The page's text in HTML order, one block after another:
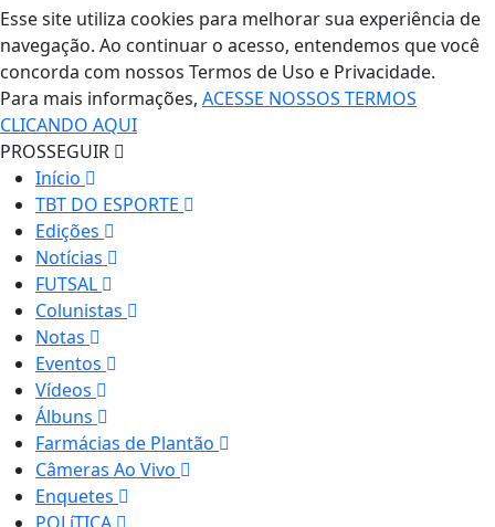
Esse site utiliza cookies para melhorar sua experiência de
navegação. Ao continuar o acesso, entendemos que você
concorda com nossos Termos de Uso e Privacidade.
Para mais informações, ACESSE NOSSOS TERMOS
CLICANDO AQUI
PROSSEGUIR
Início
TBT DO ESPORTE
Edições
Notícias
FUTSAL
Colunistas
Notas
Eventos
Vídeos
Álbuns
Farmácias de Plantão
Câmeras Ao Vivo
Enquetes